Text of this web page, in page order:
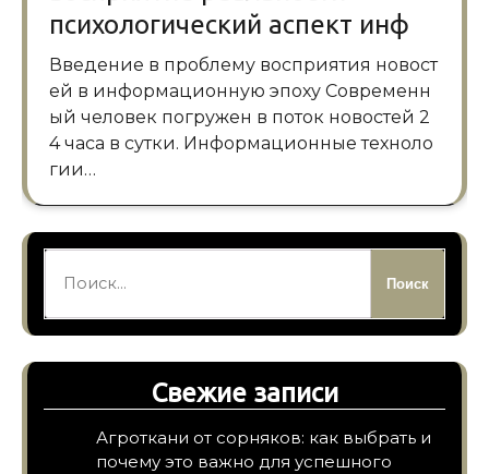
психологический аспект инф
Введение в проблему восприятия новост
ей в информационную эпоху Современн
ый человек погружен в поток новостей 2
4 часа в сутки. Информационные техноло
гии…
Свежие записи
Агроткани от сорняков: как выбрать и
почему это важно для успешного